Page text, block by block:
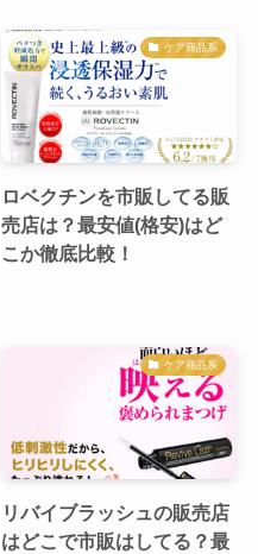
ケア商品系
ロベクチンを市販してる販
売店は？最安値(格安)はど
こか徹底比較！
ケア商品系
リバイブラッシュの販売店
はどこで市販はしてる？最